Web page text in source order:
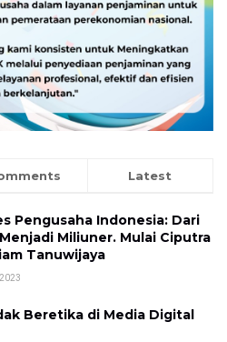
Latest
Pengusaha Indonesia: Dari
Miliuner. Mulai Ciputra
Tanuwijaya
Beretika di Media Digital